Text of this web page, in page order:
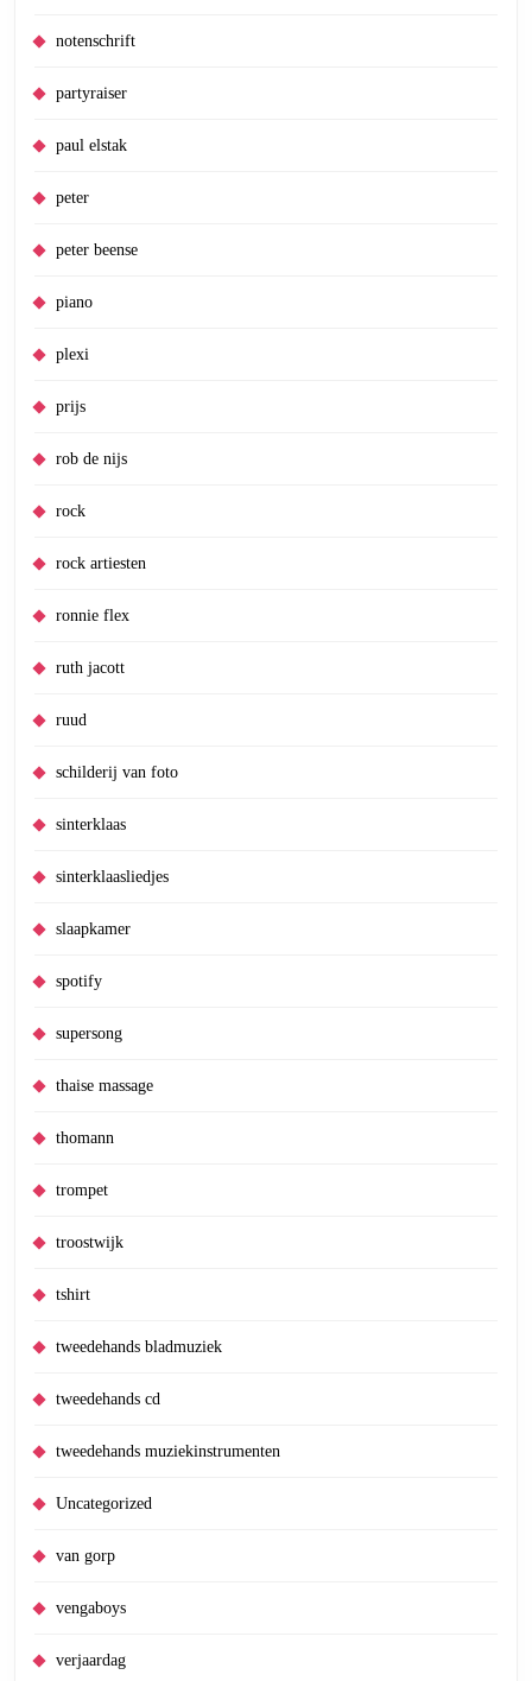
notenschrift
partyraiser
paul elstak
peter
peter beense
piano
plexi
prijs
rob de nijs
rock
rock artiesten
ronnie flex
ruth jacott
ruud
schilderij van foto
sinterklaas
sinterklaasliedjes
slaapkamer
spotify
supersong
thaise massage
thomann
trompet
troostwijk
tshirt
tweedehands bladmuziek
tweedehands cd
tweedehands muziekinstrumenten
Uncategorized
van gorp
vengaboys
verjaardag